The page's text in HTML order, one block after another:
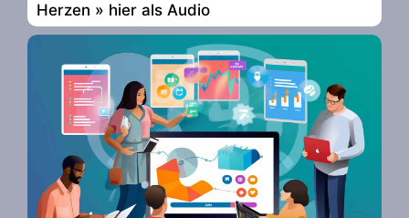
Herzen » hier als Audio